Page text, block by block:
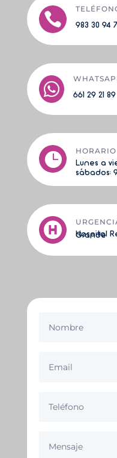

983 30 94

661 29 21 89

HORARIO
Lunes a
sábados:

Hospital Recoletas Salud Campo Grande